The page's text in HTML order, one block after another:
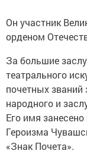
Он участник
орденом
За большие
театрального
почетных званий
народного и
Его имя
Героизма
«Знак Почета».